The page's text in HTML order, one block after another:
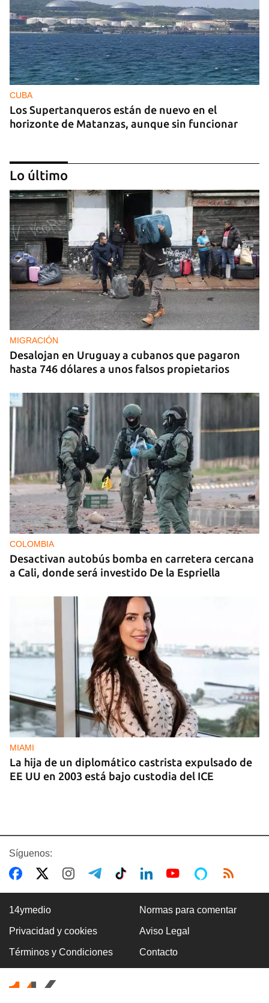
CUBA
Los Supertanqueros están de nuevo en el
horizonte de Matanzas, aunque sin funcionar
REPRESIÓN
La Seguridad del Estado realiza operativos en el
aniversario del Maleconazo
Lo último
MIGRACIÓN
Desalojan en Uruguay a cubanos que pagaron
hasta 746 dólares a unos falsos propietarios
COLOMBIA
Desactivan autobús bomba en carretera cercana
a Cali, donde será investido De la Espriella
MIAMI
La hija de un diplomático castrista expulsado de
EE UU en 2003 está bajo custodia del ICE
AMÉRICA
Brasil acusa a EE UU de cancelar la visa a su
embajadora para interferir en las elecciones
Síguenos:
14ymedio Normas para comentar
Privacidad y cookies Aviso Legal
Términos y Condiciones Contacto